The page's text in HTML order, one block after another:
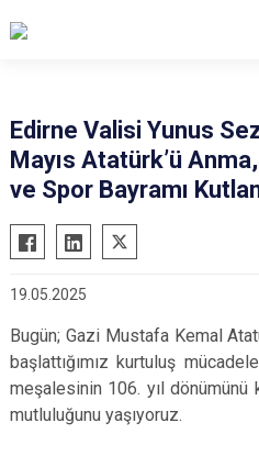
Edirne Valisi Yunus
Mayıs Atatürk’ü
ve Spor Bayramı
19.05.2025
Bugün; Gazi Mustafa Kemal
başlattığımız kurtuluş
meşalesinin 106. yıl dönümünü
mutluluğunu yaşıyoruz.